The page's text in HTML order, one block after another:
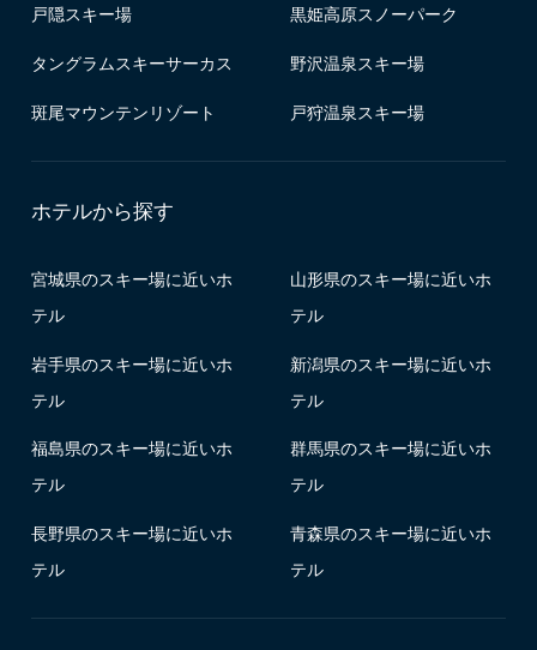
戸隠スキー場 黒姫高原スノーパーク
タングラムスキーサーカス 野沢温泉スキー場
斑尾マウンテンリゾート 戸狩温泉スキー場
ホテルから探す
宮城県のスキー場に近いホ
テル
山形県のスキー場に近いホ
テル
岩手県のスキー場に近いホ
テル
新潟県のスキー場に近いホ
テル
福島県のスキー場に近いホ
テル
群馬県のスキー場に近いホ
テル
長野県のスキー場に近いホ
テル
青森県のスキー場に近いホ
テル